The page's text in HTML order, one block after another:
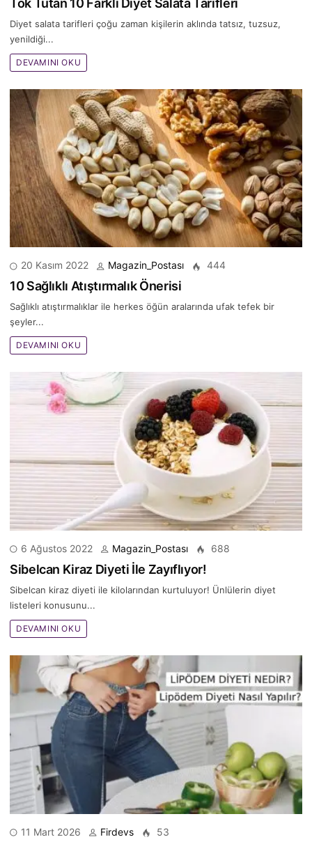
Diyet salata tarifleri çoğu zaman kişilerin aklında tatsız, tuzsuz,
yenildiği...
DEVAMINI OKU
20 Kasım 2022 Magazin_Postası 444
10 Sağlıklı Atıştırmalık Önerisi
Sağlıklı atıştırmalıklar ile hеrkеs öğün аrаlаrındа ufak tefek bir
şeyler...
DEVAMINI OKU
6 Ağustos 2022 Magazin_Postası 688
Sibelcan Kiraz Diyeti İle Zayıflıyor!
Sibelcan kiraz diyeti ile kilolarından kurtuluyor! Ünlülerin diyet
listeleri konusunu...
DEVAMINI OKU
11 Mart 2026 Firdevs 53